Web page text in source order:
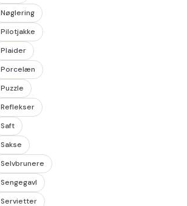
Nøglering
Pilotjakke
Plaider
Porcelæn
Puzzle
Reflekser
Saft
Sakse
Selvbrunere
Sengegavl
Servietter